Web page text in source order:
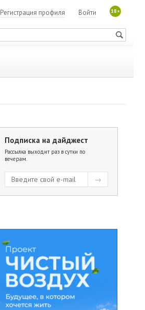
18+
Войти
Регистрация профиля
Подписка на дайджест
Рассылка выходит раз в сутки по
вечерам.